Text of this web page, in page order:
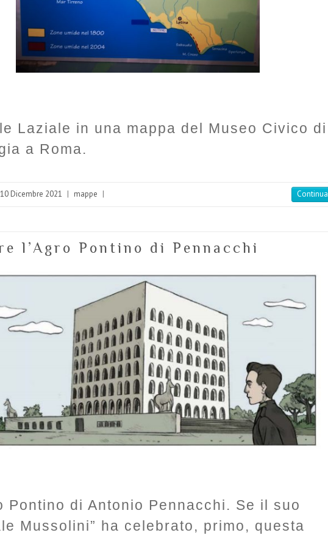
Laziale in una mappa del Museo Civico di
a Roma.
10 Dicembre 2021 | mappe | Continua
l’Agro Pontino di Pennacchi
Pontino di Antonio Pennacchi. Se il suo
Mussolini” ha celebrato, primo, questa